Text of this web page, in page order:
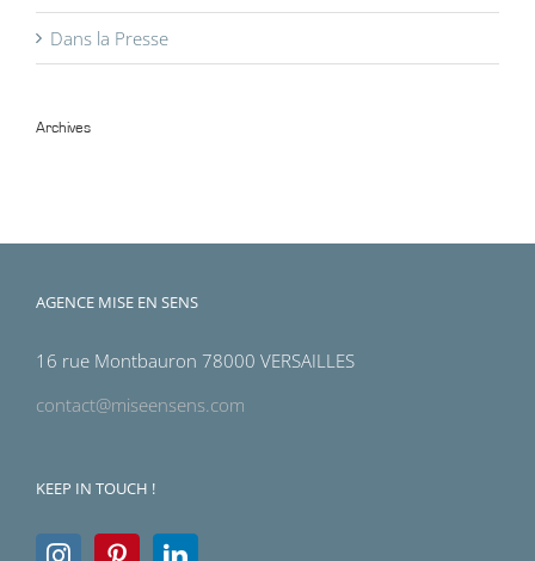
Dans la Presse
Archives
AGENCE MISE EN SENS
16 rue Montbauron 78000 VERSAILLES
contact@miseensens.com
KEEP IN TOUCH !